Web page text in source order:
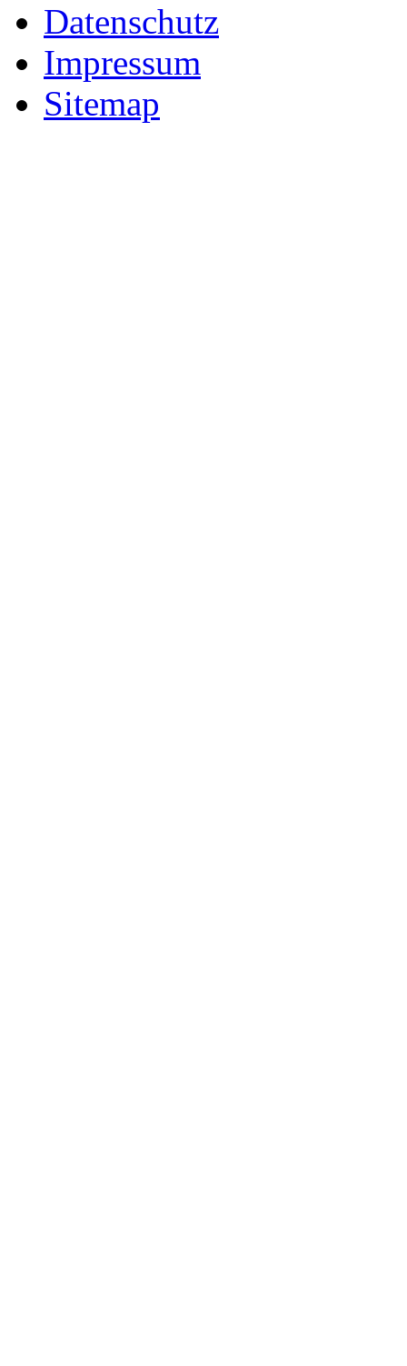
Datenschutz
Impressum
Sitemap